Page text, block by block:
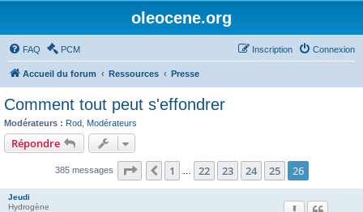
oleocene.org
FAQ PCM Connexion
Inscription
Accueil du forum Ressources Presse
Comment tout peut s'effondrer
Modérateurs : Rod Modérateurs
Répondre
385 messages Page 26 26
Précédent
1 22 23 24 25 26
Jeudi
Hydrogène